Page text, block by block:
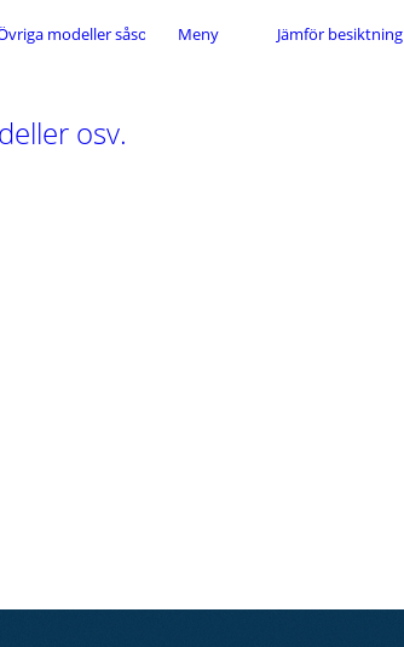
Meny Jämför besiktning
modeller såsom Coupé, Sonata, USA-modeller osv.
osv.